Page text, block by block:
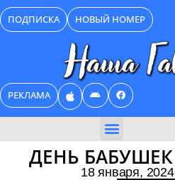
Перейти
к
содержимому
ПОДПИСКА НОВЫЙ НОМЕР
РЕКЛАМА
ДЕНЬ
18 января, 2024